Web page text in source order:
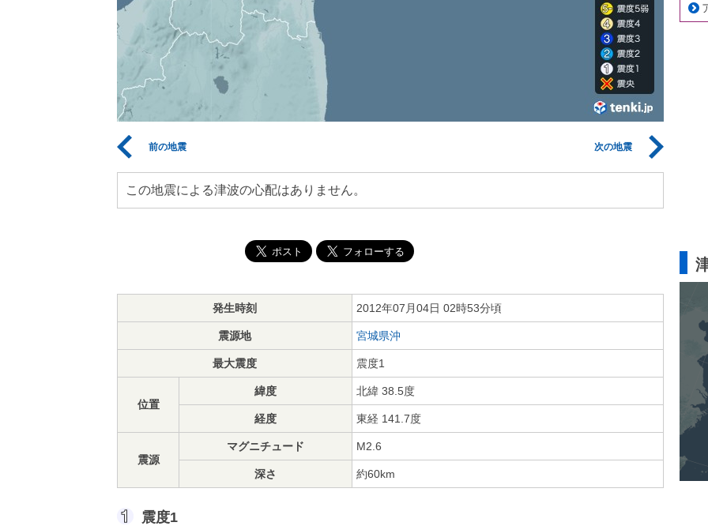
前の地震 次の地震
この地震による津波の心配はありません。
発生時刻 2012年07月04日 02時53分頃
震源地 宮城県沖
最大震度 震度1
位置
緯度 北緯 38.5度
経度 東経 141.7度
震源
マグニチュード M2.6
深さ 約60km
震度1